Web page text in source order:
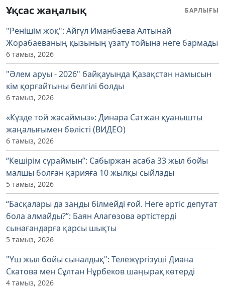
Ұқсас жаңалық БАРЛЫҒЫ
"Ренішім жоқ": Айгүл Иманбаева Алтынай
Жорабаеваның қызының ұзату тойына неге бармады
6 тамыз, 2026
"Әлем аруы - 2026" байқауында Қазақстан намысын
кім қорғайтыны белгілі болды
6 тамыз, 2026
«Күзде той жасаймыз»: Динара Сәтжан қуанышты
жаңалығымен бөлісті (ВИДЕО)
6 тамыз, 2026
“Кешірім сұраймын”: Сабыржан асаба 33 жыл бойы
малшы болған қарияға 10 жылқы сыйлады
5 тамыз, 2026
“Басқалары да заңды білмейді ғой. Неге әртіс депутат
бола алмайды?”: Баян Алагөзова әртістерді
сынағандарға қарсы шықты
5 тамыз, 2026
"Үш жыл бойы сыналдық": Тележүргізуші Диана
Скатова мен Сұлтан Нұрбеков шаңырақ көтерді
4 тамыз, 2026